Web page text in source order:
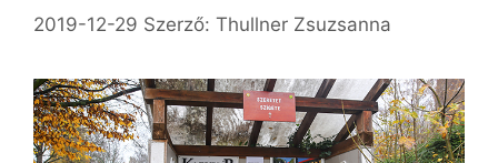
2019-12-29 Szerző: Thullner Zsuzsanna